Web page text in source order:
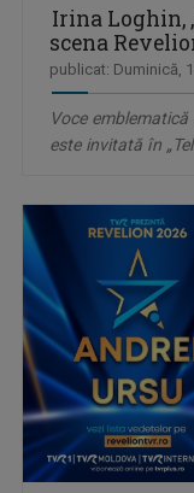
Irina Loghin,
scena
publicat: Duminică,
Voce
este invitată în